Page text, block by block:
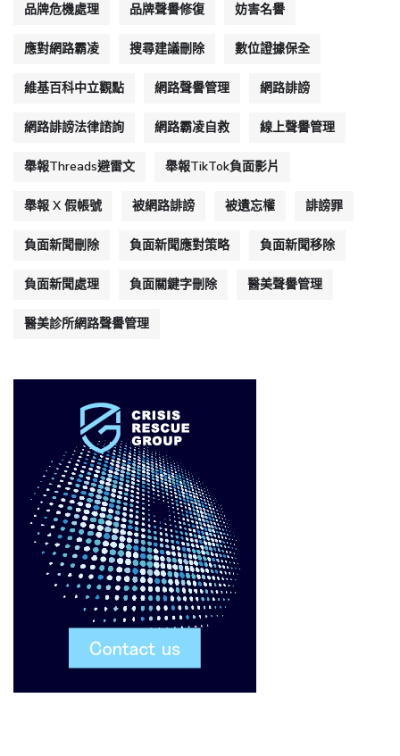
品牌危機處理 品牌聲譽修復 妨害名譽
應對網路霸凌 搜尋建議刪除 數位證據保全
維基百科中立觀點 網路聲譽管理 網路誹謗
網路誹謗法律諮詢 網路霸凌自救 線上聲譽管理
舉報Threads避雷文 舉報TikTok負面影片
舉報 X 假帳號 被網路誹謗 被遺忘權 誹謗罪
負面新聞刪除 負面新聞應對策略 負面新聞移除
負面新聞處理 負面關鍵字刪除 醫美聲譽管理
醫美診所網路聲譽管理